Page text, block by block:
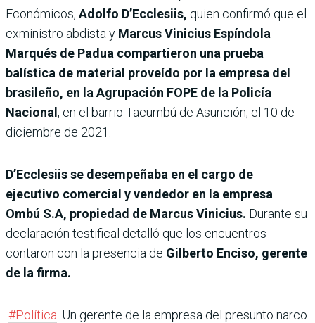
Económicos, Adolfo D’Ecclesiis, quien confirmó que el
exministro abdista y Marcus Vinicius Espíndola
Marqués de Padua compartieron una prueba
balística de material proveído por la empresa del
brasileño, en la Agrupación FOPE de la Policía
Nacional , en el barrio Tacumbú de Asunción, el 10 de
diciembre de 2021.
D’Ecclesiis se desempeñaba en el cargo de
ejecutivo comercial y vendedor en la empresa
Ombú S.A, propiedad de Marcus Vinicius. Durante su
declaración testifical detalló que los encuentros
contaron con la presencia de Gilberto Enciso, gerente
de la firma.
#Política . Un gerente de la empresa del presunto narco